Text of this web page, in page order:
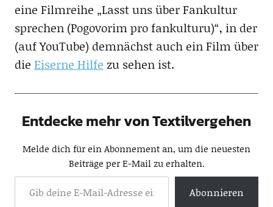
eine Filmreihe „Lasst uns über Fankultur
sprechen (Pogovorim pro fankulturu)“, in der
(auf YouTube) demnächst auch ein Film über
die Eiserne Hilfe zu sehen ist.
Entdecke mehr von Textilvergehen
Melde dich für ein Abonnement an, um die neuesten
Beiträge per E-Mail zu erhalten.
Abonnieren